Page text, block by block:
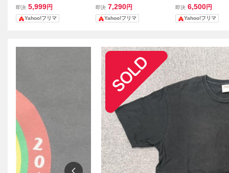
ect all imagesプリントT
シャツL
即決 5,999円
Yahoo!フリマ
ュプリーム プリントロゴ
Tシャツ ブラック
即決 7,290円
Yahoo!フリマ
シャツ 半袖 ブラッ
ゴプリント L
即決 6,500円
Yahoo!フリマ